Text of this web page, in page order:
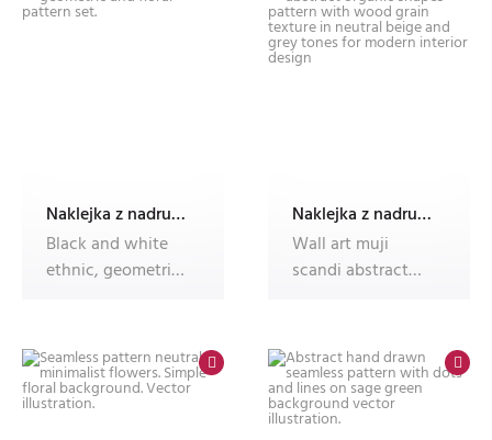
Naklejka z nadrukiem Dec'n'Roll,okleina meblowa,fotonaklejka
Black and white
ethnic, geometric
Naklejka z nadrukiem Dec'n'Roll,okleina meblowa,fotonaklejka
Wall art muji
scandi abstract